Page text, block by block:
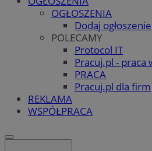
OGŁOSZENIA
Dodaj ogłoszenie
POLECAMY
Protocol IT
Pracuj.pl - praca
PRACA
Pracuj.pl dla firm
REKLAMA
WSPÓŁPRACA